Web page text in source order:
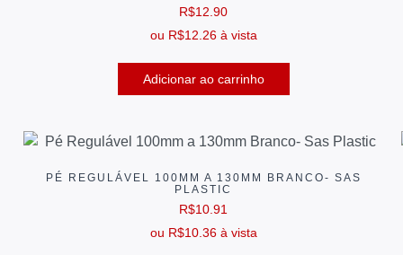
R$12.90
ou R$12.26 à vista
Adicionar ao carrinho
PÉ REGULÁVEL 100MM A 130MM BRANCO- SAS
PLASTIC
R$10.91
ou R$10.36 à vista